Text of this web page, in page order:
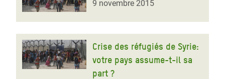
9 novembre 2015
Crise des réfugiés de Syrie:
votre pays assume-t-il sa
part ?